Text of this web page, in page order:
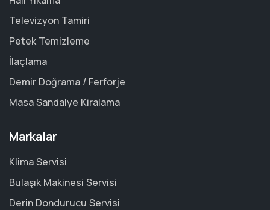
Televizyon Tamiri
Petek Temizleme
İlaçlama
Demir Doğrama / Ferforje
Masa Sandalye Kiralama
Markalar
Klima Servisi
Bulaşık Makinesi Servisi
Derin Dondurucu Servisi